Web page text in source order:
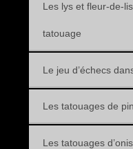
Les lys et fleur-de-
tatouage
Le jeu d’échecs
Les tatouages de
Les tatouages d’onis